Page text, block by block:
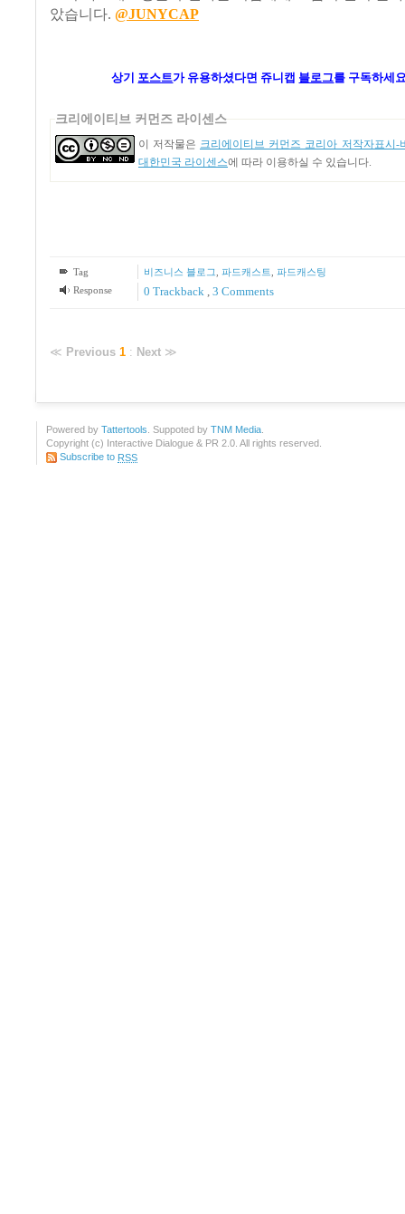
았습니다. @JUNYCAP
상기 포스트가유용하셨다면 쥬니캡 블로그를 구독하세
크리에이티브 커먼즈 라이센스
이 저작물은 크리에이티브 커먼즈 코리아 저작자표시-
대한민국 라이센스에 따라 이용하실 수 있습니다.
Tag 비즈니스 블로그 파드캐스트
파드캐스팅
Response
0 Trackback 3 Comments
≪ Previous 1 : Next ≫
Powered by Tattertools . Suppoted by TNM Media
Copyright (c) Interactive Dialogue & PR 2.0. All rights reserved.
Subscribe to RSS